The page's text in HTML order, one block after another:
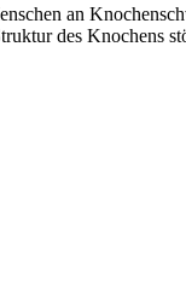
an
des Knochens